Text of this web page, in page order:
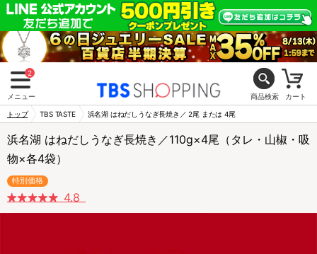
2
メニュー 商品検索 カート
トップ TBS TASTE 浜名湖 はねだしうなぎ長焼き／ 2尾 または 4尾
浜名湖 はねだしうなぎ長焼き／110g×4尾（タレ・山椒・吸
物×各4袋）
特別価格
4.8